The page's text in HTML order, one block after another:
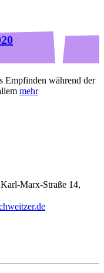
Empfinden während der
mehr
Karl-Marx-Straße 14,